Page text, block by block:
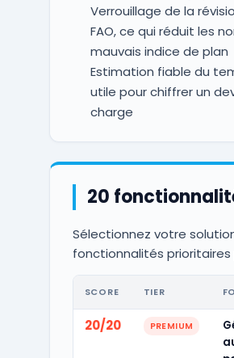
Verrouillage de la
FAO, ce qui réduit les
mauvais indice de plan
Estimation fiable du
utile pour chiffrer un
charge
20
Sélectionnez votre
fonctionnalités
SCORE TIER
20/20 PREMIUM